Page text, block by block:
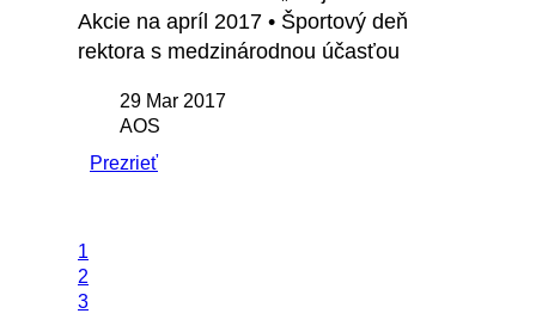
Akcie na apríl 2017 • Športový deň
rektora s medzinárodnou účasťou
29 Mar 2017
AOS
Prezrieť
1
2
3